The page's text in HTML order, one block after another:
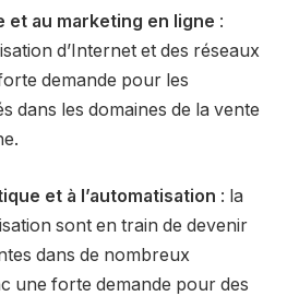
et au marketing en ligne :
d’Internet et des réseaux
demande pour les
dans les domaines de la vente
et à l’automatisation : la
sont en train de devenir
dans de nombreux
une forte demande pour des